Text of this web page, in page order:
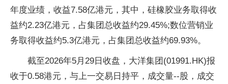
年度业绩，收益7.58亿港元，其中，硅橡胶业务取得收
益约2.23亿港元，占集团总收益约29.45%;数位营销业
务取得收益约5.3亿港元，占集团总收益约69.93%。
截至2026年5月29日收盘，大洋集团(01991.HK)报
收于0.58港元，与上一交易日持平，成交量--股，成交